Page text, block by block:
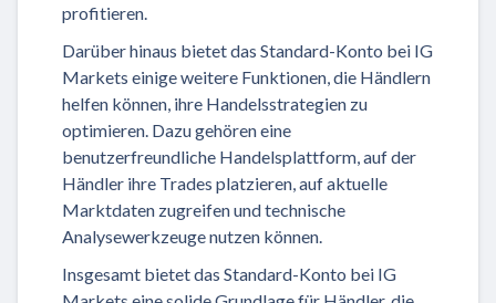
profitieren.
Darüber hinaus bietet das Standard-Konto bei IG
Markets einige weitere Funktionen, die Händlern
helfen können, ihre Handelsstrategien zu
optimieren. Dazu gehören eine
benutzerfreundliche Handelsplattform, auf der
Händler ihre Trades platzieren, auf aktuelle
Marktdaten zugreifen und technische
Analysewerkzeuge nutzen können.
Insgesamt bietet das Standard-Konto bei IG